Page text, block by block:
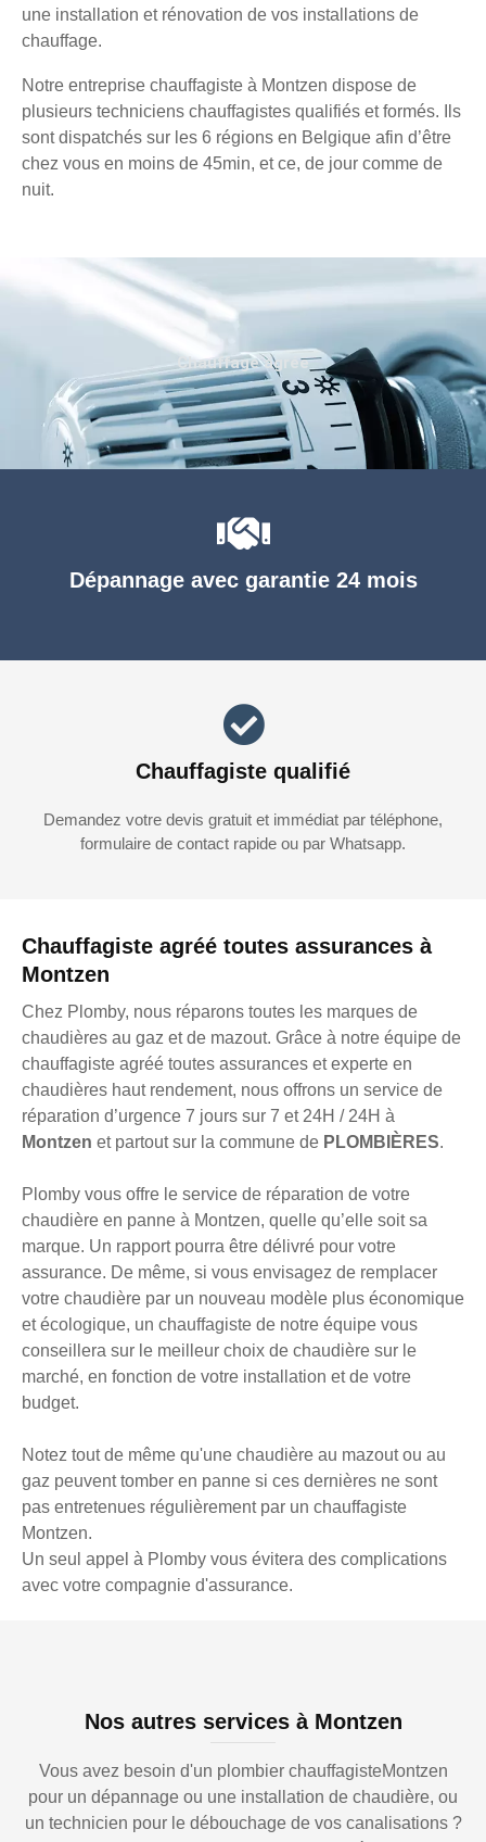
une installation et rénovation de vos installations de
chauffage.
Notre entreprise chauffagiste à Montzen dispose de
plusieurs techniciens chauffagistes qualifiés et formés. Ils
sont dispatchés sur les 6 régions en Belgique afin d’être
chez vous en moins de 45min, et ce, de jour comme de
nuit.
Chauffagiste agréé toutes assurances à
Montzen
Chez Plomby, nous réparons toutes les marques de
chaudières au gaz et de mazout. Grâce à notre équipe de
chauffagiste agréé toutes assurances et experte en
chaudières haut rendement, nous offrons un service de
réparation d’urgence 7 jours sur 7 et 24H / 24H à
Montzen et partout sur la commune de PLOMBIÈRES.
Plomby vous offre le service de réparation de votre
chaudière en panne à Montzen, quelle qu’elle soit sa
marque. Un rapport pourra être délivré pour votre
assurance. De même, si vous envisagez de remplacer
votre chaudière par un nouveau modèle plus économique
et écologique, un chauffagiste de notre équipe vous
conseillera sur le meilleur choix de chaudière sur le
marché, en fonction de votre installation et de votre
budget.
Notez tout de même qu'une chaudière au mazout ou au
gaz peuvent tomber en panne si ces dernières ne sont
pas entretenues régulièrement par un chauffagiste
Montzen.
Un seul appel à Plomby vous évitera des complications
avec votre compagnie d'assurance.
Dépannage avec garantie 24 mois
Chauffagiste qualifié
Demandez votre devis gratuit et immédiat par téléphone,
formulaire de contact rapide ou par Whatsapp.
Chauffage agréé
Nos autres services à Montzen
Vous avez besoin d'un plombier chauffagisteMontzen
pour un dépannage ou une installation de chaudière, ou
un technicien pour le débouchage de vos canalisations ?